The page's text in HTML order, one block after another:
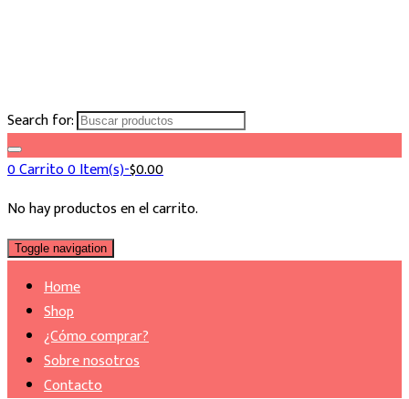
Search for:
0Carrito0 Item(s)-$0.00
No hay productos en el carrito.
Toggle navigation
Home
Shop
¿Cómo comprar?
Sobre nosotros
Contacto